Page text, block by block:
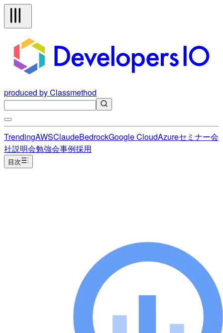
produced by Classmethod
TrendingAWSClaudeBedrockGoogle CloudAzureセミナー会
社説明会勉強会事例採用
目次